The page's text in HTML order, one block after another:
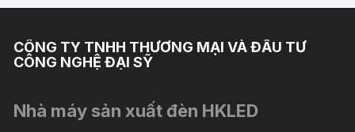
CÔNG TY TNHH THƯƠNG MẠI VÀ ĐẦU TƯ
CÔNG NGHỆ ĐẠI SỸ
Nhà máy sản xuất đèn HKLED